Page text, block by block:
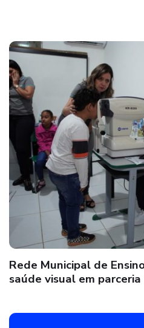
Rede Municipal de
saúde visual em parceria